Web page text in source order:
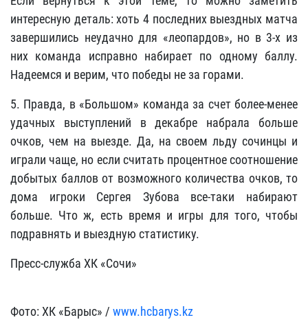
интересную деталь: хоть 4 последних выездных матча
завершились неудачно для «леопардов», но в 3-х из
них команда исправно набирает по одному баллу.
Надеемся и верим, что победы не за горами.
5. Правда, в «Большом» команда за счет более-менее
удачных выступлений в декабре набрала больше
очков, чем на выезде. Да, на своем льду сочинцы и
играли чаще, но если считать процентное соотношение
добытых баллов от возможного количества очков, то
дома игроки Сергея Зубова все-таки набирают
больше. Что ж, есть время и игры для того, чтобы
подравнять и выездную статистику.
Пресс-служба ХК «Сочи»
Фото: ХК «Барыс» / www.hcbarys.kz